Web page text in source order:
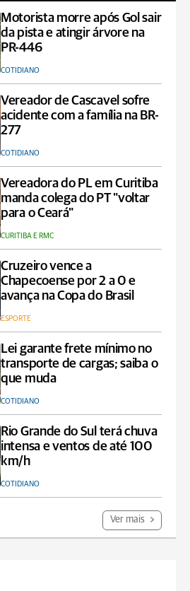
Motorista morre após Gol sair
da pista e atingir árvore na
PR-446
COTIDIANO
Vereador de Cascavel sofre
acidente com a família na BR-
277
COTIDIANO
Vereadora do PL em Curitiba
manda colega do PT "voltar
para o Ceará"
CURITIBA E RMC
Cruzeiro vence a
Chapecoense por 2 a 0 e
avança na Copa do Brasil
ESPORTE
Lei garante frete mínimo no
transporte de cargas; saiba o
que muda
COTIDIANO
Rio Grande do Sul terá chuva
intensa e ventos de até 100
km/h
COTIDIANO
Ver mais